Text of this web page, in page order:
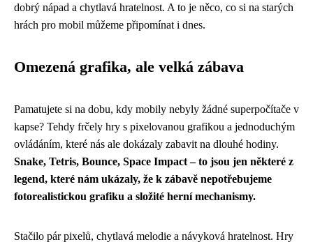
dobrý nápad a chytlavá hratelnost. A to je něco, co si na starých
hrách pro mobil můžeme připomínat i dnes.
Omezená grafika, ale velká zábava
Pamatujete si na dobu, kdy mobily nebyly žádné superpočítače v
kapse? Tehdy frčely hry s pixelovanou grafikou a jednoduchým
ovládáním, které nás ale dokázaly zabavit na dlouhé hodiny.
Snake, Tetris, Bounce, Space Impact – to jsou jen některé z
legend, které nám ukázaly, že k zábavě nepotřebujeme
fotorealistickou grafiku a složité herní mechanismy.
Stačilo pár pixelů, chytlavá melodie a návyková hratelnost. Hry